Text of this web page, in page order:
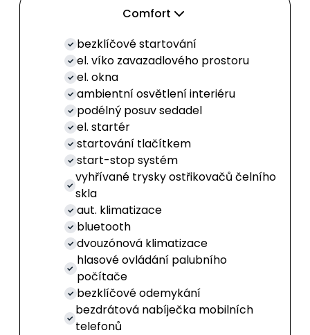
Comfort
bezklíčové startování
el. víko zavazadlového prostoru
el. okna
ambientní osvětlení interiéru
podélný posuv sedadel
el. startér
startování tlačítkem
start-stop systém
vyhřívané trysky ostřikovačů čelního
skla
aut. klimatizace
bluetooth
dvouzónová klimatizace
hlasové ovládání palubního
počítače
bezklíčové odemykání
bezdrátová nabíječka mobilních
telefonů